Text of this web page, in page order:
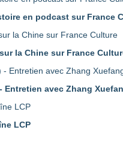
en podcast sur France
la Chine sur France
Entretien avec Zhang
LCP